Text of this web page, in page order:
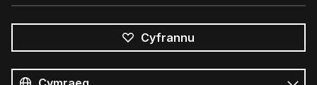
Cyfrannu
iaith
Iaith